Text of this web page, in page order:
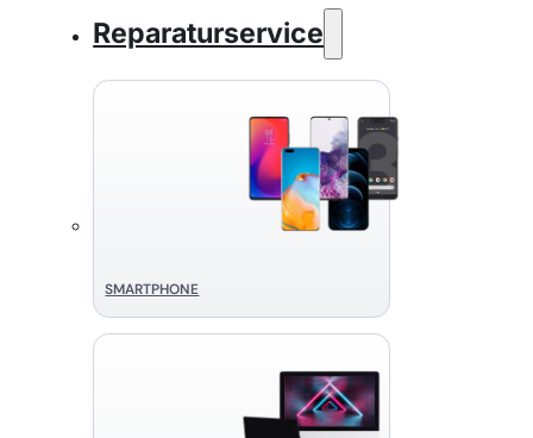
Reparaturservice
SMART­PHONE